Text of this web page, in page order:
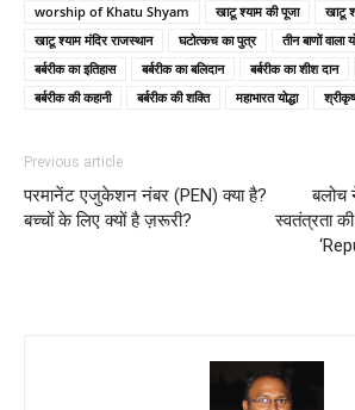
worship of Khatu Shyam
खाटू श्याम की पूजा खाटू
खाटू श्याम मंदिर राजस्थान
घटोत्कच का पुत्र तीन बाणों वाला
बर्बरीक का इतिहास
बर्बरीक का बलिदान बर्बरीक का शीश दान
बर्बरीक की कहानी
बर्बरीक की शक्ति महाभारत योद्धा
Previous article
परमानेंट एजुकेशन नंबर (PEN) क्या है?
बच्चों के लिए क्यों है ज़रूरी?
बलोच
स्वतंत्रता